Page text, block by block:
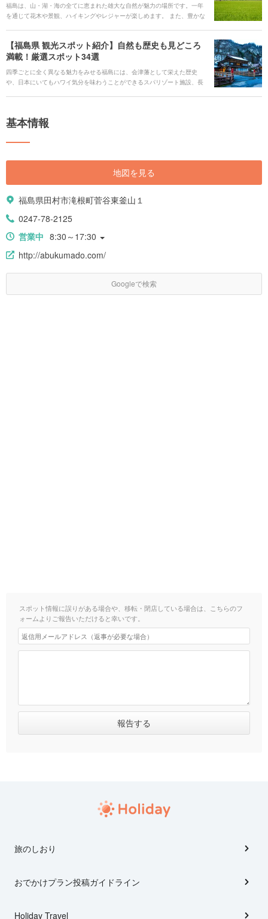
福島は、山・湖・海の全てに恵まれた雄大な自然が魅力の場所です。一年
を通じて花木や景観、ハイキングやレジャーが楽しめます。 また、豊かな
みんなで満喫できるスポットがたくさんあるのも見どころです。 そんな魅
力あふれる福島を、観光スポット、アクセス、おすすめのホテルにいたる
【福島県 観光スポット紹介】自然も歴史も見どころ
満載！厳選スポット34選
四季ごとに全く異なる魅力をみせる福島には、会津藩として栄えた歴史
や、日本にいてもハワイ気分を味わうことができるスパリゾート施設、長
ットから知られていない穴場の名所まで、自然も歴史も温泉もグルメも全
基本情報
地図を見る
福島県田村市滝根町菅谷東釜山１
0247-78-2125
営業中 8:30～17:30
http://abukumado.com/
Googleで検索
スポット情報に誤りがある場合や、移転・閉店している場合は、こちらのフ
ォームよりご報告いただけると幸いです。
旅のしおり
おでかけプラン投稿ガイドライン
Holiday Travel